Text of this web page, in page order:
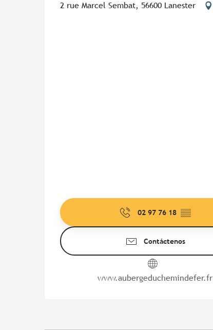
2 rue Marcel Sembat, 56600 Lanester
02 97 76 18 ▒▒
Contáctenos
www.aubergeduchemindefer.fr